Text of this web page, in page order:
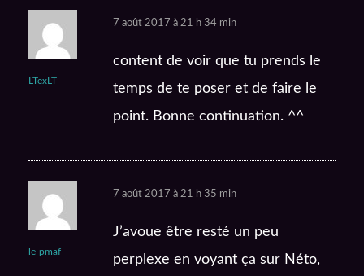
LTexLT
7 août 2017 à 21 h 34 min
content de voir que tu prends le
temps de te poser et de faire le
point. Bonne continuation. ^^
le-pmaf
7 août 2017 à 21 h 35 min
J’avoue être resté un peu
perplexe en voyant ça sur Néto,